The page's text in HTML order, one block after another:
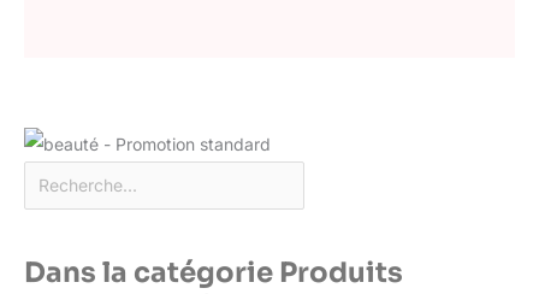
Dans la catégorie Produits